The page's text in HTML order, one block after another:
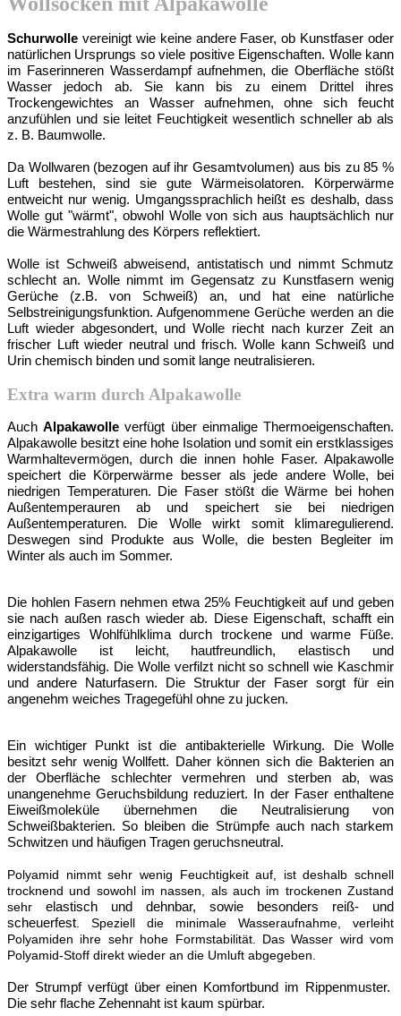
Schurwolle vereinigt wie keine andere Faser, ob Kunstfaser oder
natürlichen Ursprungs so viele positive Eigenschaften. Wolle kann
im Faserinneren Wasserdampf aufnehmen, die Oberfläche stößt
Wasser jedoch ab. Sie kann bis zu einem Drittel ihres
Trockengewichtes an Wasser aufnehmen, ohne sich feucht
anzufühlen und sie leitet Feuchtigkeit wesentlich schneller ab als
z. B. Baumwolle.
Da Wollwaren (bezogen auf ihr Gesamtvolumen) aus bis zu 85 %
Luft bestehen, sind sie gute Wärmeisolatoren. Körperwärme
entweicht nur wenig. Umgangssprachlich heißt es deshalb, dass
Wolle gut "wärmt", obwohl Wolle von sich aus hauptsächlich nur
die Wärmestrahlung des Körpers reflektiert.
Wolle ist Schweiß abweisend, antistatisch und nimmt Schmutz
schlecht an. Wolle nimmt im Gegensatz zu Kunstfasern wenig
Gerüche (z.B. von Schweiß) an, und hat eine natürliche
Selbstreinigungsfunktion. Aufgenommene Gerüche werden an die
Luft wieder abgesondert, und Wolle riecht nach kurzer Zeit an
frischer Luft wieder neutral und frisch. Wolle kann Schweiß und
Urin chemisch binden und somit lange neutralisieren.
Extra warm durch Alpakawolle
AuchAlpakawolle verfügt über einmalige Thermoeigenschaften.
Alpakawolle besitzt eine hohe Isolation und somit ein erstklassiges
Warmhaltevermögen, durch die innen hohle Faser. Alpakawolle
speichert die Körperwärme besser als jede andere Wolle, bei
niedrigen Temperaturen. Die Faser stößt die Wärme bei hohen
Außentemperauren ab und speichert sie bei niedrigen
Außentemperaturen. Die Wolle wirkt somit klimaregulierend.
Deswegen sind Produkte aus Wolle, die besten Begleiter im
Winter als auch im Sommer.
Die hohlen Fasern nehmen etwa 25% Feuchtigkeit auf und geben
sie nach außen rasch wieder ab. Diese Eigenschaft, schafft ein
einzigartiges Wohlfühlklima durch trockene und warme Füße.
Alpakawolle ist leicht, hautfreundlich, elastisch und
widerstandsfähig. Die Wolle verfilzt nicht so schnell wie Kaschmir
und andere Naturfasern. Die Struktur der Faser sorgt für ein
angenehm weiches Tragegefühl ohne zu jucken.
Ein wichtiger Punkt ist die antibakterielle Wirkung. Die Wolle
besitzt sehr wenig Wollfett. Daher können sich die Bakterien an
der Oberfläche schlechter vermehren und sterben ab, was
unangenehme Geruchsbildung reduziert. In der Faser enthaltene
Eiweißmoleküle übernehmen die Neutralisierung von
Schweißbakterien. So bleiben die Strümpfe auch nach starkem
Schwitzen und häufigen Tragen geruchsneutral.
Polyamid nimmt sehr wenig Feuchtigkeit auf, ist deshalb schnell
trocknend und sowohl im nassen, als auch im trockenen Zustand
sehr elastisch und dehnbar, sowie besonders reiß- und
scheuerfest. Speziell die minimale Wasseraufnahme, verleiht
Polyamiden ihre sehr hohe Formstabilität. Das Wasser wird vom
Polyamid-Stoff direkt wieder an die Umluft abgegeben.
Der Strumpf verfügt über einen Komfortbund im Rippenmuster.
Die sehr flache Zehennaht ist kaum spürbar.